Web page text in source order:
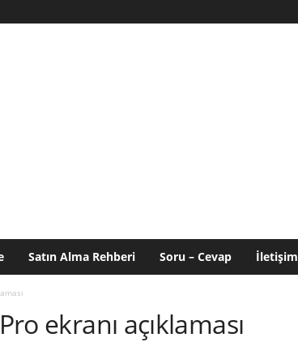
Satın Alma Rehberi Soru – Cevap İletişim
ekranı açıklaması